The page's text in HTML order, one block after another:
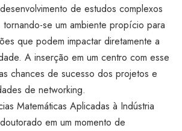
de estudos complexos
tornando-se um ambiente propício para
que podem impactar diretamente a
A inserção em um centro com esse
chances de sucesso dos projetos e
de networking.
Matemáticas Aplicadas à Indústria
em um momento de